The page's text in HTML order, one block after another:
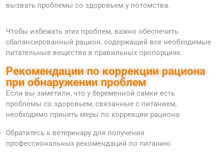
вызвать проблемы со здоровьем у потомства.
Чтобы избежать этих проблем, важно обеспечить
сбалансированный рацион, содержащий все необходимые
питательные вещества в правильных пропорциях.
Рекомендации по коррекции рациона
при обнаружении проблем
Если вы заметили, что у беременной самки есть
проблемы со здоровьем, связанные с питанием,
необходимо принять меры по коррекции рациона:
Обратитесь к ветеринару для получения
профессиональных рекомендаций по питанию.